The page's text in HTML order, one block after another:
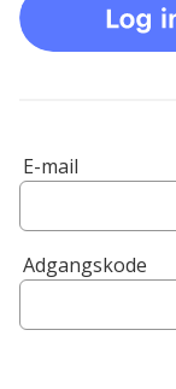
E-mail
Adgangskode